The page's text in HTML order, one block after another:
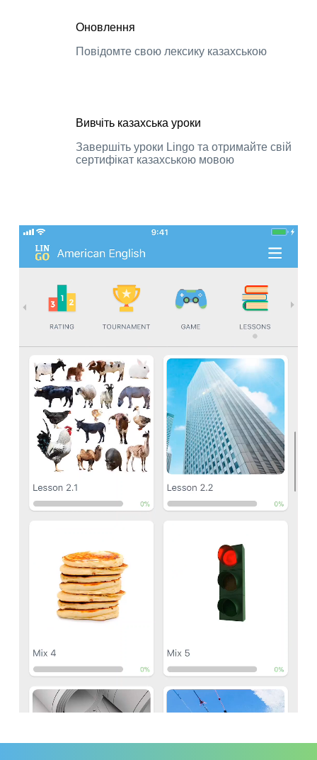
Оновлення
Повідомте свою лексику казахською
Вивчіть казахська уроки
Завершіть уроки Lingo та отримайте свій
сертифікат казахською мовою